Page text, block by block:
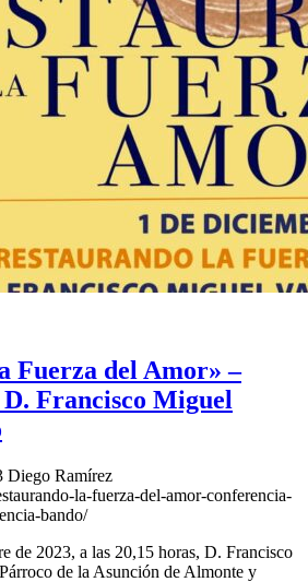
Fuerza del Amor» –
Francisco Miguel
Diego Ramírez
la-fuerza-del-amor-conferencia-
bando/
de 2023, a las 20,15 horas, D. Francisco
de la Asunción de Almonte y